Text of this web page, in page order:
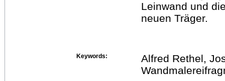
Leinwand und
neuen Träger.
Keywords:
Alfred Rethel,